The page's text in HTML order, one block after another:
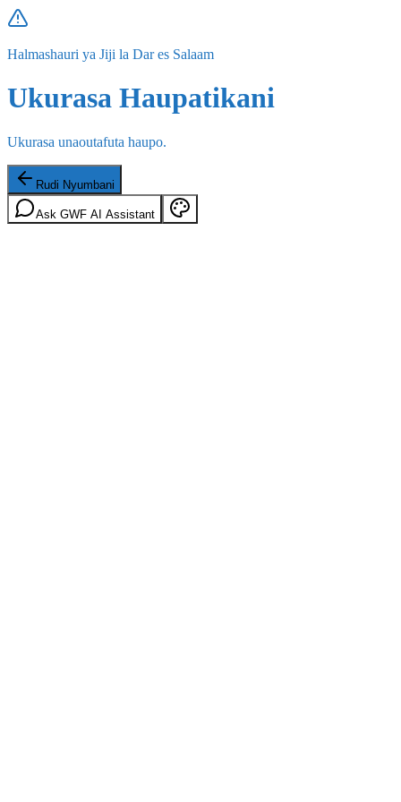
Halmashauri ya Jiji la Dar es Salaam
Ukurasa Haupatikani
Ukurasa unaoutafuta haupo.
Rudi Nyumbani
Ask GWF AI Assistant